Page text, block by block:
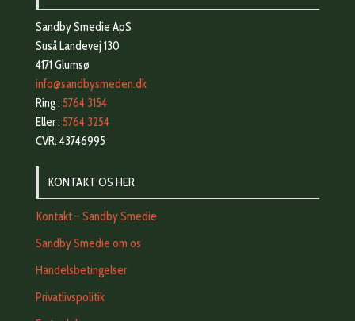
Sandby Smedie ApS
Suså Landevej 130
4171 Glumsø
info@sandbysmeden.dk
Ring : 5764 3154
Eller : 5764 3254
CVR: 43746995
KONTAKT OS HER
Kontakt – Sandby Smedie
Sandby Smedie om os
Handelsbetingelser
Privatlivspolitik